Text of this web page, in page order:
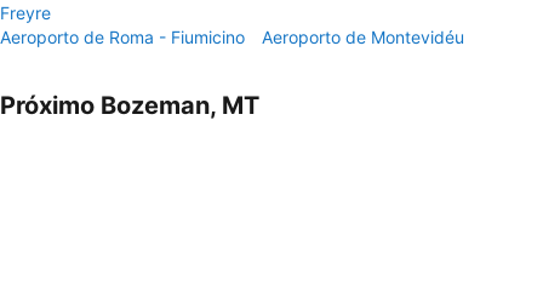
Freyre
Aeroporto de Roma - Fiumicino Aeroporto de Montevidéu
Próximo Bozeman, MT